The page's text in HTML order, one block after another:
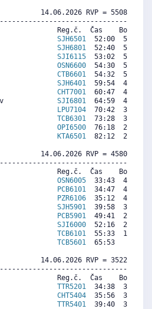
14.06.2026 RVP = 5508/
Reg.č.  Čas    Body
Petr
SJH6501
52:00  5400
Jiří
SJH6801
52:40  5333
Petr
SJI6115
53:02  5295
Marek
OSN6600
54:30  5146
Petr
CTB6601
54:32  5143
SJH6401
59:54  4597
CHT7001
60:47  4508
SJI6801
64:59  4081
Jan
LPU7104
70:42  3500
Jiří TCB6301
73:28  3219
Pavel OPI6500
76:18  2931
KTA6501
82:12  2331
14.06.2026 RVP = 4580/
Reg.č.  Čas    Body
OSN6005
33:43  4505
PCB6101
34:47  4369
PZR6106
35:12  4316
SJH5901
39:58  3710
Zdeněk
PCB5901
49:41  2474
SJI6000
52:16  2145
TCB6101
55:33  1728
TCB5601
65:53   413
14.06.2026 RVP = 3522/
Reg.č.  Čas    Body
TTR5201
34:38  3557
CHT5404
35:56  3438
Jiří
TTR5401
39:40  3096